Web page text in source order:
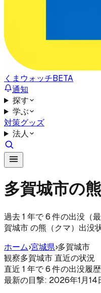
くまウォッチBETA
通知
探す
学ぶ
対策グッズ
法人
多賀城市の
過去 1 年で 6 件の出没（
賀城市 の熊（クマ）出没
ホーム›宮城県›多賀城市
観察多賀城市 直近の状況
直近 1 年で 6 件の出没履歴
最新の目撃: 2026年1月14